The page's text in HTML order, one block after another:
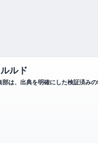
ルド
は、出典を明確にした検証済み